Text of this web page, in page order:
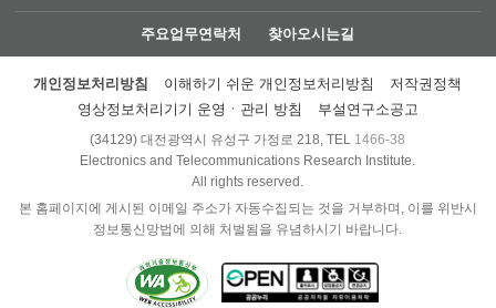
주요업무연락처 찾아오시는길
개인정보처리방침 이해하기 쉬운 개인정보처리방침
저작권정책
영상정보처리기기 운영ㆍ관리 방침
부설연구소공고
(34129) 대전광역시 유성구 가정로 218, TEL 1466-38
Electronics and Telecommunications Research Institute.
All rights reserved.
본 홈페이지에 게시된 이메일 주소가 자동수집되는 것을 거부하며, 이를 위반시
정보통신망법에 의해 처벌됨을 유념하시기 바랍니다.